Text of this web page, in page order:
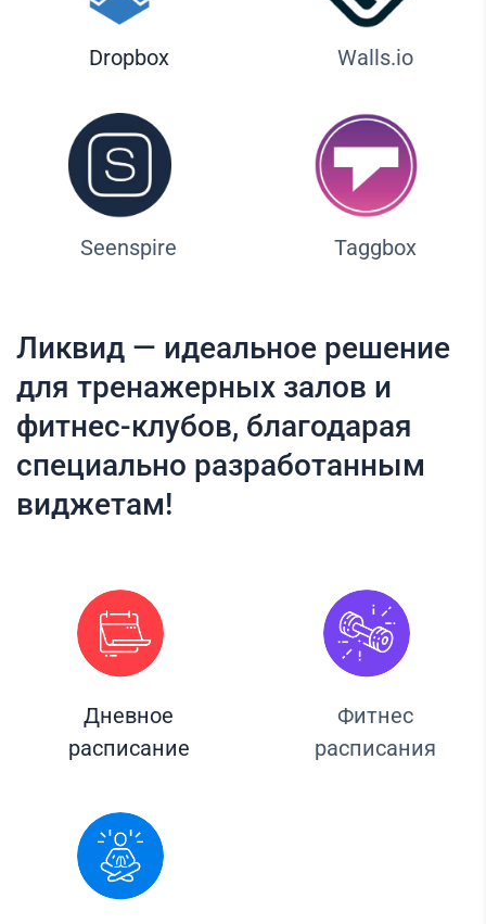
Dropbox Walls.io
Seenspire Taggbox
Ликвид — идеальное решение
для тренажерных залов и
фитнес-клубов, благодарая
специально разработанным
виджетам!
Дневное
расписание
Фитнес
расписания